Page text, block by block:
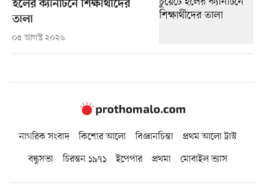
হলের ক্যানটিনে শিক্ষার্থীদের
তালা
০৫ আগস্ট ২০২৬
নাগরিক সংবাদ কিশোর আলো বিজ্ঞানচিন্তা
প্রথম আলো ট্রাস্ট
বন্ধুসভা
চিরন্তন ১৯৭১ ইপেপার প্রথমা মোবাইল ভ্যাস